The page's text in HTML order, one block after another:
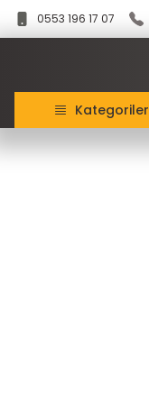
0553 196 17 07
Kategoriler